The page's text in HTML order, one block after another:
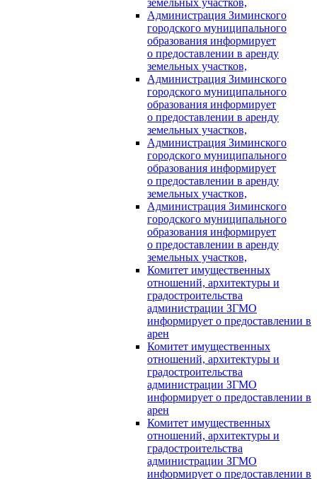
Администрация Зиминского
городского муниципального
образования информирует
о предоставлении в аренду
земельных участков,
Администрация Зиминского
городского муниципального
образования информирует
о предоставлении в аренду
земельных участков,
Администрация Зиминского
городского муниципального
образования информирует
о предоставлении в аренду
земельных участков,
Администрация Зиминского
городского муниципального
образования информирует
о предоставлении в аренду
земельных участков,
Комитет имущественных
отношений, архитектуры и
градостроительства
администрации ЗГМО
информирует о предоставлении в
арен
Комитет имущественных
отношений, архитектуры и
градостроительства
администрации ЗГМО
информирует о предоставлении в
арен
Комитет имущественных
отношений, архитектуры и
градостроительства
администрации ЗГМО
информирует о предоставлении в